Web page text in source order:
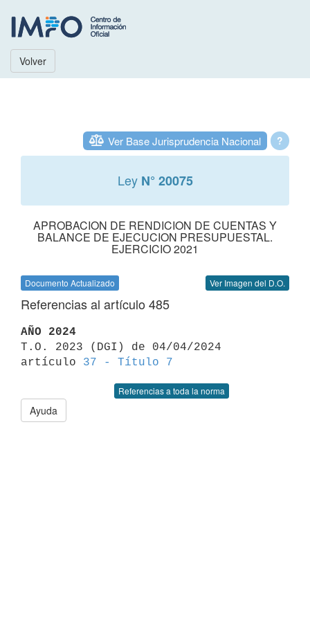
Volver
?
Ver Base Jurisprudencia Nacional
Ley N° 20075
APROBACION DE RENDICION DE CUENTAS Y
BALANCE DE EJECUCION PRESUPUESTAL.
EJERCICIO 2021
Documento Actualizado Ver Imagen del D.O.
Referencias al artículo 485
AÑO 2024
T.O. 2023 (DGI) de 04/04/2024
artículo 37 - Título 7
Referencias a toda la norma
Ayuda